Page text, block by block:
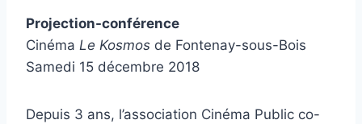
Projection-conférence
Cinéma Le Kosmos de Fontenay-sous-Bois
Samedi 15 décembre 2018
Depuis 3 ans, l’association Cinéma Public co-